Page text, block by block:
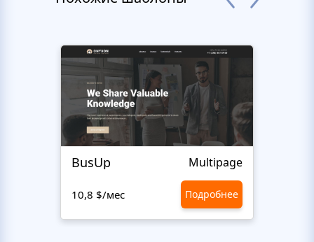
BusUp Multipage
10,8 $/мес Подробнее